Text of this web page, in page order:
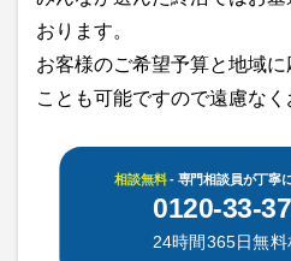
おります。
お客様のご希望予算と地域
ことも可能ですので遠慮なく
相談無料- 専門相談員が丁寧
0120-33-
24時間365日無料